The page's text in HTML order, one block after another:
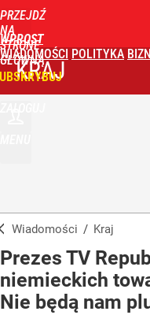
PRZEJDŹ
NA
STRONĘ
GŁÓWNĄ
WPROST
WIADOMOŚCI POLITYKA
KRAJ
Wiadomości / Kraj
Prezes TV
niemieckich
Nie będą nam